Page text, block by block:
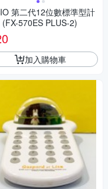
準型計
570ES PLUS-2)
加入購物車